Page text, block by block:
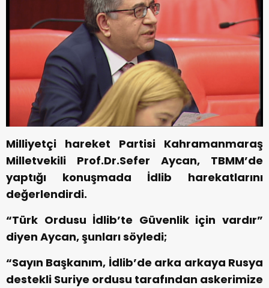
Milliyetçi hareket Partisi Kahramanmaraş
Milletvekili Prof.Dr.Sefer Aycan, TBMM’de
yaptığı konuşmada İdlib harekatlarını
değerlendirdi.
“Türk Ordusu İdlib’te Güvenlik için vardır”
diyen Aycan, şunları söyledi;
“Sayın Başkanım, İdlib’de arka arkaya Rusya
destekli Suriye ordusu tarafından askerimize